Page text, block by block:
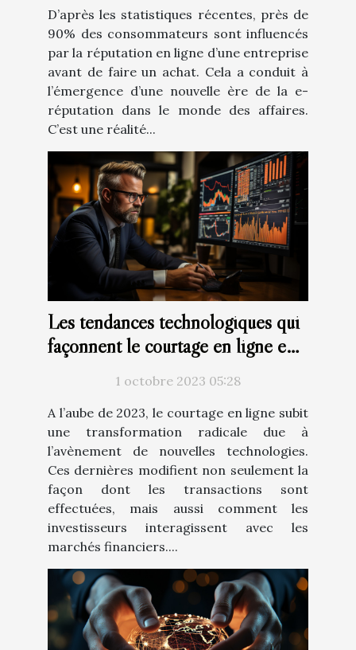
D’après les statistiques récentes, près de
90% des consommateurs sont influencés
par la réputation en ligne d’une entreprise
avant de faire un achat. Cela a conduit à
l’émergence d’une nouvelle ère de la e-
réputation dans le monde des affaires.
C’est une réalité...
Les tendances technologiques qui
façonnent le courtage en ligne en
1 octobre 2023 05:28
A l’aube de 2023, le courtage en ligne subit
une transformation radicale due à
l’avènement de nouvelles technologies.
Ces dernières modifient non seulement la
façon dont les transactions sont
effectuées, mais aussi comment les
investisseurs interagissent avec les
marchés financiers....